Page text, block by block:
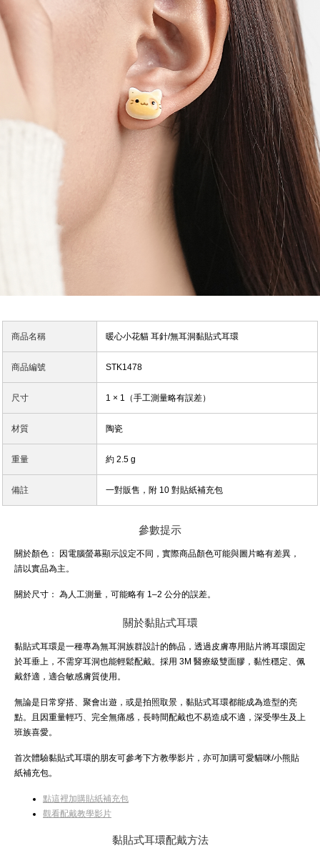
商品名稱 暖心小花貓 耳針/無耳洞黏貼式耳環
商品編號 STK1478
尺寸 1 × 1（手工測量略有誤差）
材質 陶瓷
重量 約 2.5 g
備註 一對販售，附 10 對貼紙補充包
參數提示
關於顏色：
因電腦螢幕顯示設定不同，實際商品顏色可能與圖片略有差異，
請以實品為主。
關於尺寸： 為人工測量，可能略有 1–2 公分的誤差。
關於黏貼式耳環
黏貼式耳環是一種專為無耳洞族群設計的飾品，透過皮膚專用貼片將耳環固定
於耳垂上，不需穿耳洞也能輕鬆配戴。採用 3M 醫療級雙面膠，黏性穩定、佩
戴舒適，適合敏感膚質使用。
無論是日常穿搭、聚會出遊，或是拍照取景，黏貼式耳環都能成為造型的亮
點。且因重量輕巧、完全無痛感，長時間配戴也不易造成不適，深受學生及上
班族喜愛。
首次體驗黏貼式耳環的朋友可參考下方教學影片，亦可加購可愛貓咪/小熊貼
紙補充包。
點這裡加購貼紙補充包
觀看配戴教學影片
黏貼式耳環配戴方法